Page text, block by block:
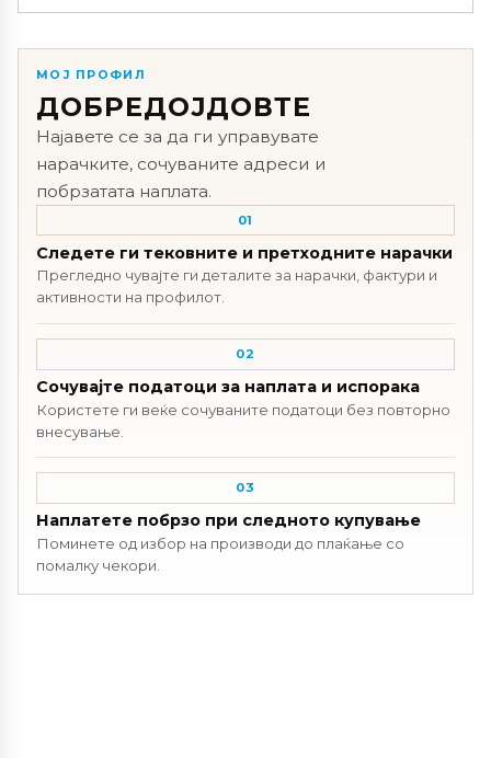
МОЈ ПРОФИЛ
ДОБРЕДОЈДОВТЕ
Најавете се за да ги управувате
нарачките, сочуваните адреси и
побрзатата наплата.
01
Следете ги тековните и претходните нарачки
Прегледно чувајте ги деталите за нарачки, фактури и
активности на профилот.
02
Сочувајте податоци за наплата и испорака
Користете ги веќе сочуваните податоци без повторно
внесување.
03
Наплатете побрзо при следното купување
Поминете од избор на производи до плаќање со
помалку чекори.